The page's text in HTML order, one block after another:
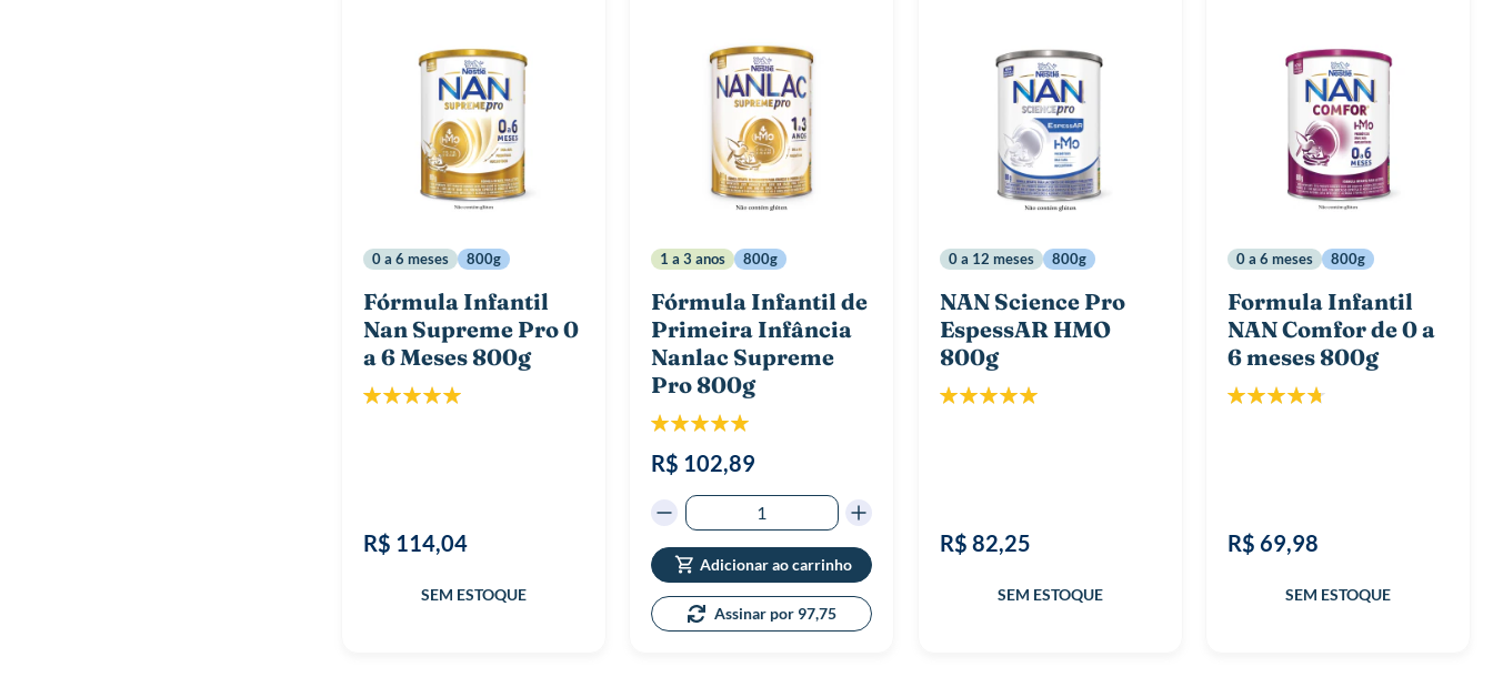
0 a 6 meses 800g
Fórmula Infantil
Nan Supreme Pro 0
a 6 Meses 800g
Classificação:
R$ 114,04
1 a 3 anos 800g
Fórmula Infantil de
Primeira Infância
Nanlac Supreme
Pro 800g
Classificação:
R$ 102,89
Adicionar ao carrinho
Assinar por 97,75
0 a 12 meses 800g
NAN Science Pro
EspessAR HMO
800g
Classificação:
R$ 82,25
0 a 6 meses 800g
Formula Infantil
NAN Comfor de 0 a
6 meses 800g
Classificação:
R$ 69,98